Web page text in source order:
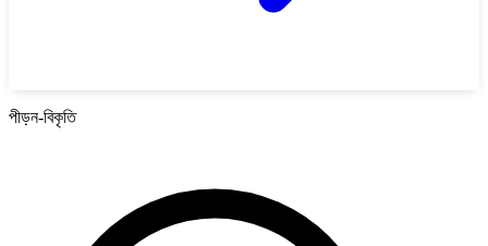
পীড়ন-বিকৃতি